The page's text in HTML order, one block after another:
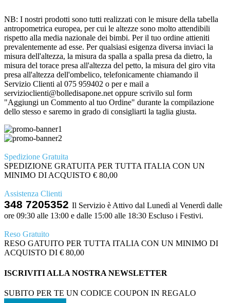
NB: I nostri prodotti sono tutti realizzati con le misure della tabella
antropometrica europea, per cui le altezze sono molto attendibili
rispetto alla media nazionale dei bimbi. Per il tuo ordine attieniti
prevalentemente ad esse. Per qualsiasi esigenza diversa inviaci la
misura dell'altezza, la misura da spalla a spalla presa da dietro, la
misura del torace presa all'altezza del petto, la misura del giro vita
presa all'altezza dell'ombelico, telefonicamente chiamando il
Servizio Clienti al 075 959402 o per e mail a
servizioclienti@bolledisapone.net oppure scrivilo sul form
"Aggiungi un Commento al tuo Ordine" durante la compilazione
dello stesso e saremo in grado di consigliarti la taglia giusta.
Spedizione Gratuita
SPEDIZIONE GRATUITA PER TUTTA ITALIA CON UN
MINIMO DI ACQUISTO € 80,00
Assistenza Clienti
348 7205352 Il Servizio è Attivo dal Lunedì al Venerdì dalle
ore 09:30 alle 13:00 e dalle 15:00 alle 18:30 Escluso i Festivi.
Reso Gratuito
RESO GATUITO PER TUTTA ITALIA CON UN MINIMO DI
ACQUISTO DI € 80,00
ISCRIVITI ALLA NOSTRA NEWSLETTER
SUBITO PER TE UN CODICE COUPON IN REGALO